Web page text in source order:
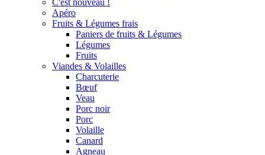
C'est nouveau !
Apéro
Fruits & Légumes frais
Paniers de fruits & Légumes
Légumes
Fruits
Viandes & Volailles
Charcuterie
Bœuf
Veau
Porc noir
Porc
Volaille
Canard
Agneau